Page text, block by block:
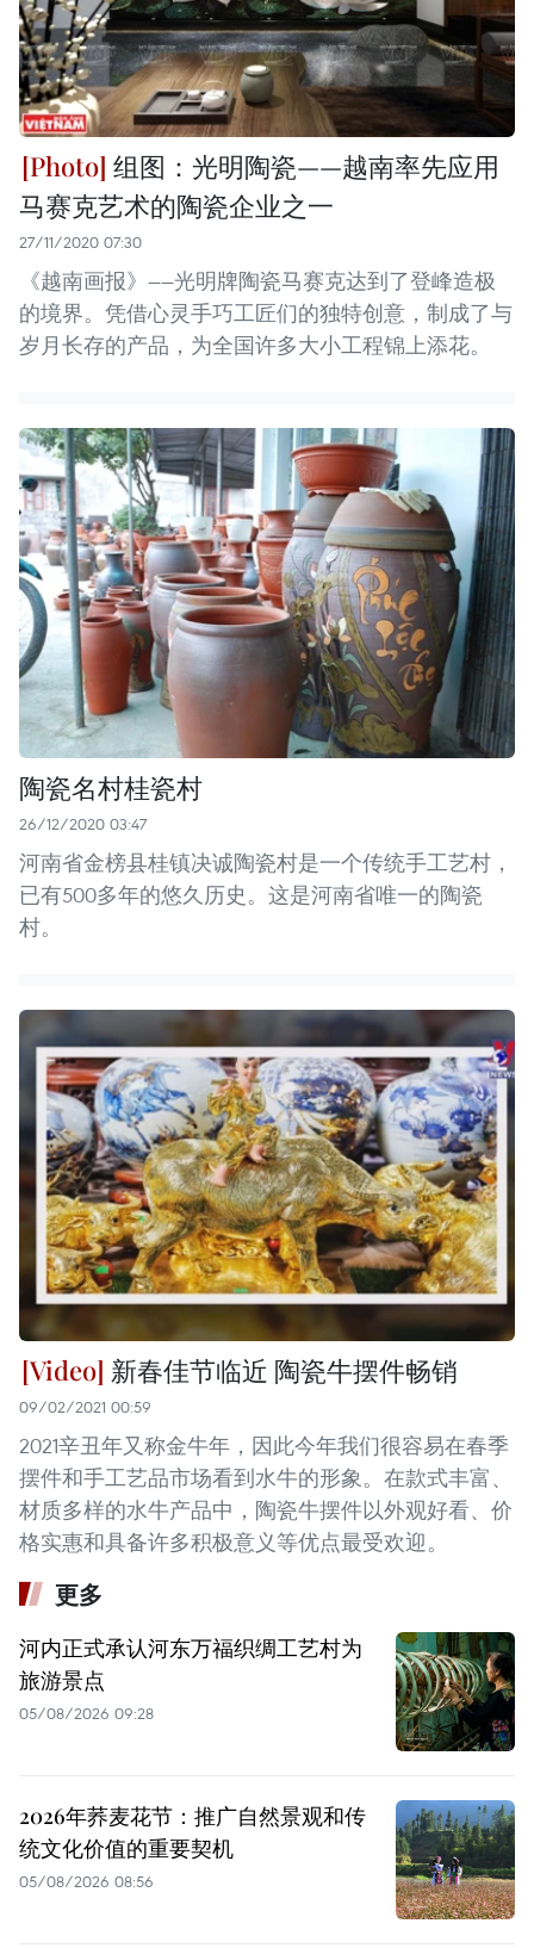
组图：光明陶瓷——越南率先应用
马赛克艺术的陶瓷企业之一
27/11/2020 07:30
《越南画报》——光明牌陶瓷马赛克达到了登峰造极
的境界。凭借心灵手巧工匠们的独特创意，制成了与
岁月长存的产品，为全国许多大小工程锦上添花。
陶瓷名村桂瓷村
26/12/2020 03:47
河南省金榜县桂镇决诚陶瓷村是一个传统手工艺村，
已有500多年的悠久历史。这是河南省唯一的陶瓷
村。
新春佳节临近 陶瓷牛摆件畅销
09/02/2021 00:59
2021辛丑年又称金牛年，因此今年我们很容易在春季
摆件和手工艺品市场看到水牛的形象。在款式丰富、
材质多样的水牛产品中，陶瓷牛摆件以外观好看、价
格实惠和具备许多积极意义等优点最受欢迎。
更多
河内正式承认河东万福织绸工艺村为
旅游景点
05/08/2026 09:28
2026年荞麦花节：推广自然景观和传
统文化价值的重要契机
05/08/2026 08:56